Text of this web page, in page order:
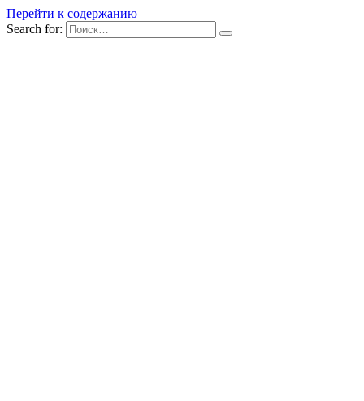
Перейти к содержанию
Search for: